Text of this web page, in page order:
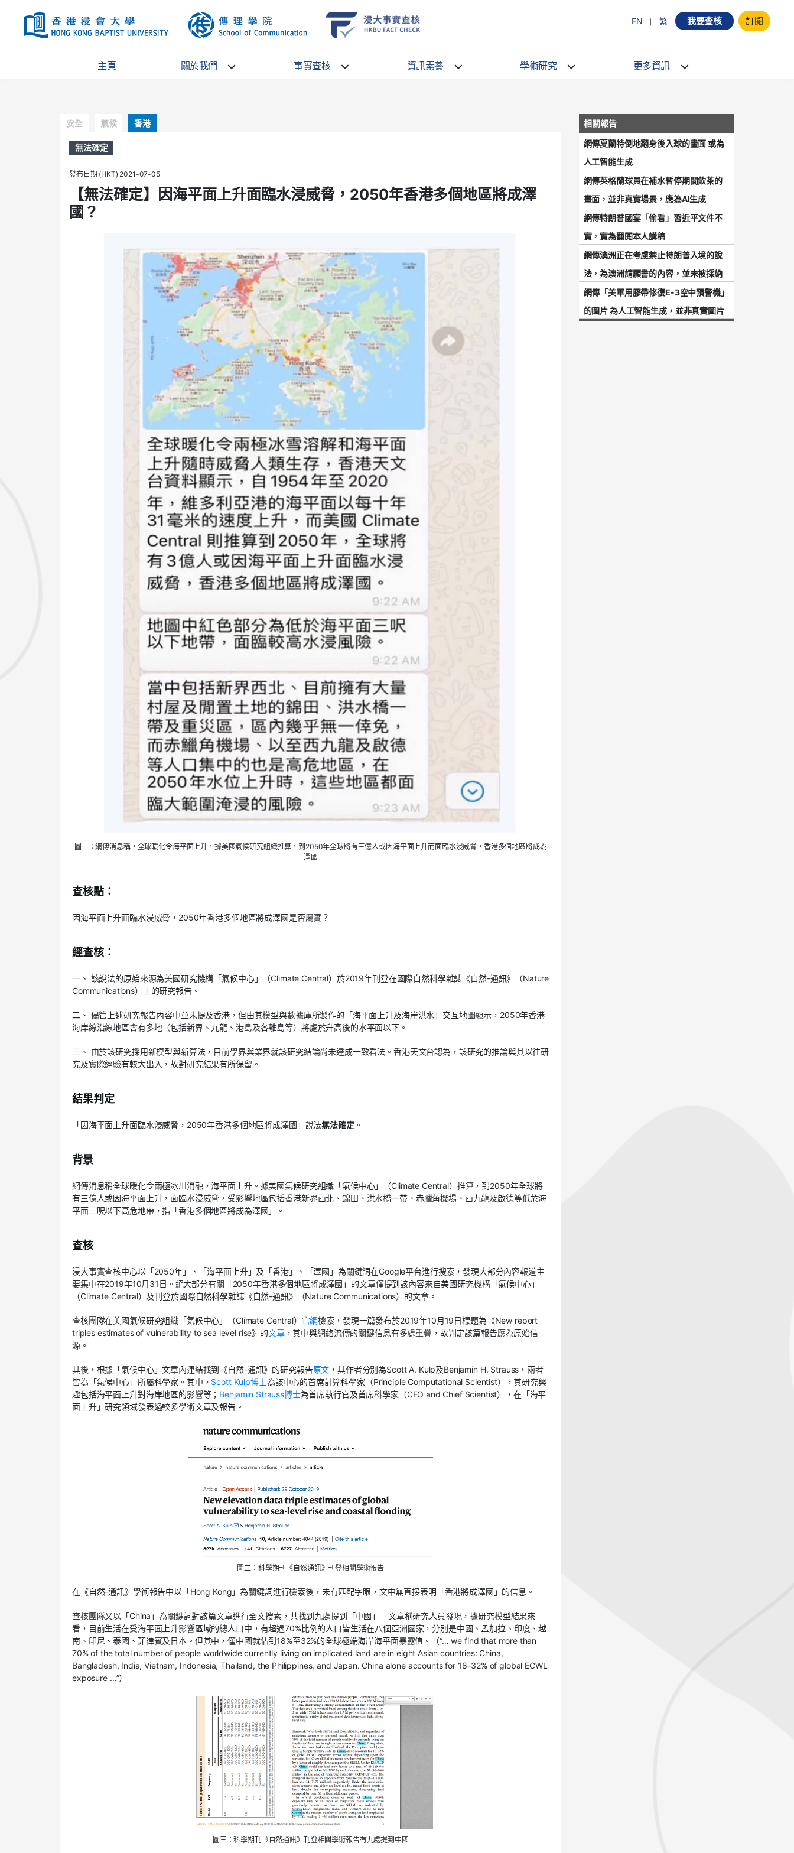
HKBU
School
Communication
EN 繁 我要查核 訂閱
主頁 關於我們 事實查核 資訊素養 學術研究 更多資訊
Categories
安全 氣候 香港
無法確定
發布日期 (HKT) 2021-07-05
【無法確定】因海平面上升面臨水浸威脅，2050年香港多個地區將成澤
國？
圖一：網傳消息稱，全球暖化令海平面上升，據美國氣候研究組織推算，到2050年全球將有三億人或因海平面上升而面臨水浸威脅，香港多個地區將成為
澤國
查核點：
因海平面上升面臨水浸威脅，2050年香港多個地區將成澤國是否屬實？
經查核：
一、 該說法的原始來源為美國研究機構「氣候中心」（Climate Central）於2019年刊登在國際自然科學雜誌《自然-通訊》（Nature
Communications）上的研究報告。
二、 儘管上述研究報告內容中並未提及香港，但由其模型與數據庫所製作的「海平面上升及海岸洪水」交互地圖顯示，2050年香港
海岸線沿線地區會有多地（包括新界、九龍、港島及各離島等）將處於升高後的水平面以下。
三、 由於該研究採用新模型與新算法，目前學界與業界就該研究結論尚未達成一致看法。香港天文台認為，該研究的推論與其以往研
究及實際經驗有較大出入，故對研究結果有所保留。
結果判定
「因海平面上升面臨水浸威脅，2050年香港多個地區將成澤國」說法無法確定。
背景
網傳消息稱全球暖化令兩極冰川消融，海平面上升。據美國氣候研究組織「氣候中心」（Climate Central）推算，到2050年全球將
有三億人或因海平面上升，面臨水浸威脅，受影響地區包括香港新界西北、錦田、洪水橋一帶、赤臘角機場、西九龍及啟德等低於海
平面三呎以下高危地帶，指「香港多個地區將成為澤國」。
查核
浸大事實查核中心以「2050年」、「海平面上升」及「香港」、「澤國」為關鍵詞在Google平台進行搜索，發現大部分內容報道主
要集中在2019年10月31日。絕大部分有關「2050年香港多個地區將成澤國」的文章僅提到該內容來自美國研究機構「氣候中心」
（Climate Central）及刊登於國際自然科學雜誌《自然-通訊》（Nature Communications）的文章。
查核團隊在美國氣候研究組織「氣候中心」（Climate Central） 官網檢索，發現一篇發布於2019年10月19日標題為《New report
triples estimates of vulnerability to sea level rise》的文章，其中與網絡流傳的關鍵信息有多處重疊，故判定該篇報告應為原始信
源。
其後，根據「氣候中心」文章內連結找到《自然-通訊》的研究報告原文 ，其作者分別為Scott A. Kulp及Benjamin H. Strauss，兩者
皆為「氣候中心」所屬科學家。其中， Scott Kulp博士為該中心的首席計算科學家（Principle Computational Scientist），其研究興
趣包括海平面上升對海岸地區的影響等； Benjamin Strauss博士為首席執行官及首席科學家（CEO and Chief Scientist），在「海平
面上升」研究領域發表過較多學術文章及報告。
圖二：科學期刊《自然通訊》刊登相關學術報告
在《自然-通訊》學術報告中以「Hong Kong」為關鍵詞進行檢索後，未有匹配字眼，文中無直接表明「香港將成澤國」的信息。
查核團隊又以「China」為關鍵詞對該篇文章進行全文搜索，共找到九處提到「中國」。文章稱研究人員發現，據研究模型結果來
看，目前生活在受海平面上升影響區域的總人口中，有超過70%比例的人口皆生活在八個亞洲國家，分別是中國、孟加拉、印度、越
南、印尼、泰國、菲律賓及日本。但其中，僅中國就佔到18%至32%的全球極端海岸海平面暴露值。（“… we find that more than
70% of the total number of people worldwide currently living on implicated land are in eight Asian countries: China,
Bangladesh, India, Vietnam, Indonesia, Thailand, the Philippines, and Japan. China alone accounts for 18–32% of global ECWL
exposure …”）
圖三：科學期刊《自然通訊》刊登相關學術報告有九處提到中國
網傳夏蘭特倒地翻身後入球的畫面 或為
人工智能生成
網傳英格蘭球員在補水暫停期間飲茶的
畫面，並非真實場景，應為AI生成
網傳特朗普國宴「偷看」習近平文件不
實，實為翻閱本人講稿
網傳澳洲正在考慮禁止特朗普入境的說
法，為澳洲請願書的內容，並未被採納
網傳「美軍用膠帶修復E-3空中預警機」
的圖片 為人工智能生成，並非真實圖片